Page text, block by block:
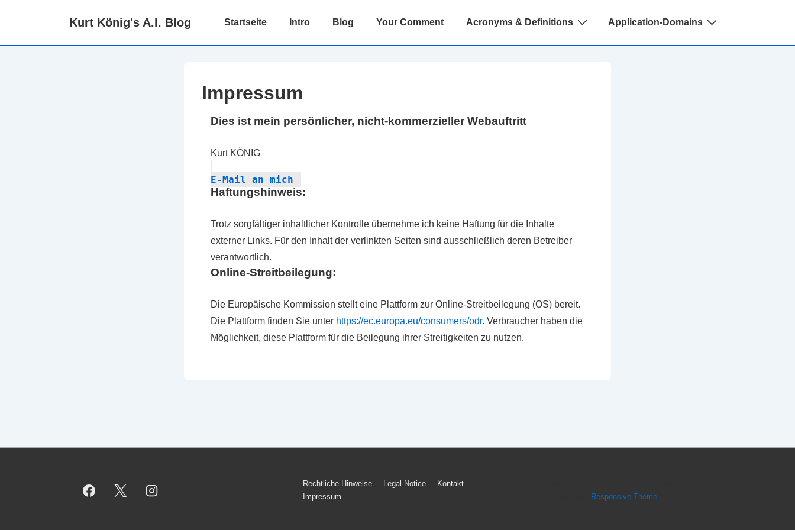
Kurt König's A.I. Blog Hauptnavigation
Startseite Intro Blog Your Comment Acronyms & Definitions Application-Domains
Impressum
Dies ist mein persönlicher, nicht-kommerzieller Webauftritt
Kurt KÖNIG
E-Mail an mich
Haftungshinweis:
Trotz sorgfältiger inhaltlicher Kontrolle übernehme ich keine Haftung für die Inhalte
externer Links. Für den Inhalt der verlinkten Seiten sind ausschließlich deren Betreiber
verantwortlich.
Online-Streitbeilegung:
Die Europäische Kommission stellt eine Plattform zur Online-Streitbeilegung (OS) bereit.
Die Plattform finden Sie unter https://ec.europa.eu/consumers/odr. Verbraucher haben die
Möglichkeit, diese Plattform für die Beilegung ihrer Streitigkeiten zu nutzen.
Footer-
Menü
Rechtliche-Hinweise Legal-Notice
Kontakt
Impressum
Responsive-Theme